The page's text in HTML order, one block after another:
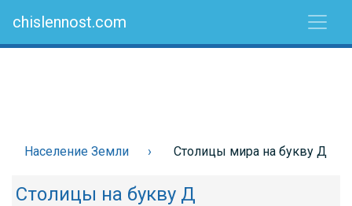
chislennost.com
Население Земли Столицы мира на букву Д
Столицы на букву Д